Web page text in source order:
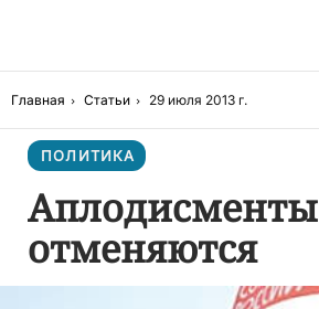
Главная Статьи 29 июля 2013 г.
ПОЛИТИКА
Аплодисменты
отменяются